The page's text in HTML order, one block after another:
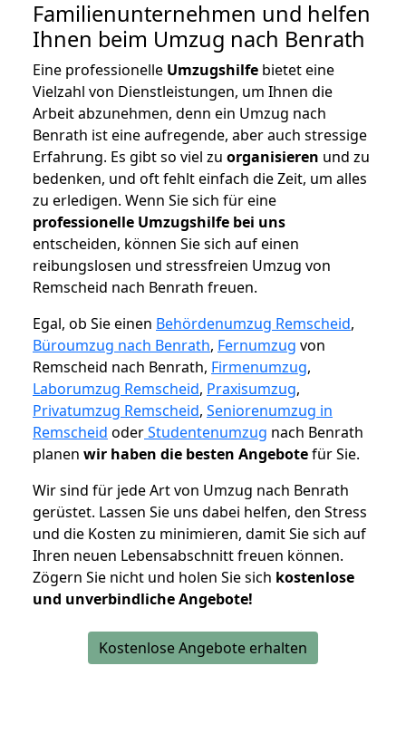
Familienunternehmen und helfen
Ihnen beim Umzug nach Benrath
Eine professionelle Umzugshilfe bietet eine
Vielzahl von Dienstleistungen, um Ihnen die
Arbeit abzunehmen, denn ein Umzug nach
Benrath ist eine aufregende, aber auch stressige
Erfahrung. Es gibt so viel zu organisieren und zu
bedenken, und oft fehlt einfach die Zeit, um alles
zu erledigen. Wenn Sie sich für eine
professionelle Umzugshilfe bei uns
entscheiden, können Sie sich auf einen
reibungslosen und stressfreien Umzug von
Remscheid nach Benrath freuen.
Egal, ob Sie einen Behördenumzug Remscheid,
Büroumzug nach Benrath, Fernumzug von
Remscheid nach Benrath, Firmenumzug,
Laborumzug Remscheid, Praxisumzug,
Privatumzug Remscheid, Seniorenumzug in
Remscheid oderStudentenumzug nach Benrath
planen wir haben die besten Angebotefür Sie.
Wir sind für jede Art von Umzug nach Benrath
gerüstet. Lassen Sie uns dabei helfen, den Stress
und die Kosten zu minimieren, damit Sie sich auf
Ihren neuen Lebensabschnitt freuen können.
Zögern Sie nicht und holen Sie sich kostenlose
und unverbindliche Angebote!
Kostenlose Angebote erhalten